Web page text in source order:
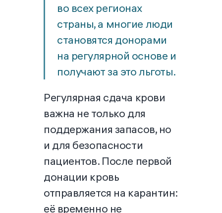
во всех регионах
страны, а многие люди
становятся донорами
на регулярной основе и
получают за это льготы.
Регулярная сдача крови
важна не только для
поддержания запасов, но
и для безопасности
пациентов. После первой
донации кровь
отправляется на карантин:
её временно не